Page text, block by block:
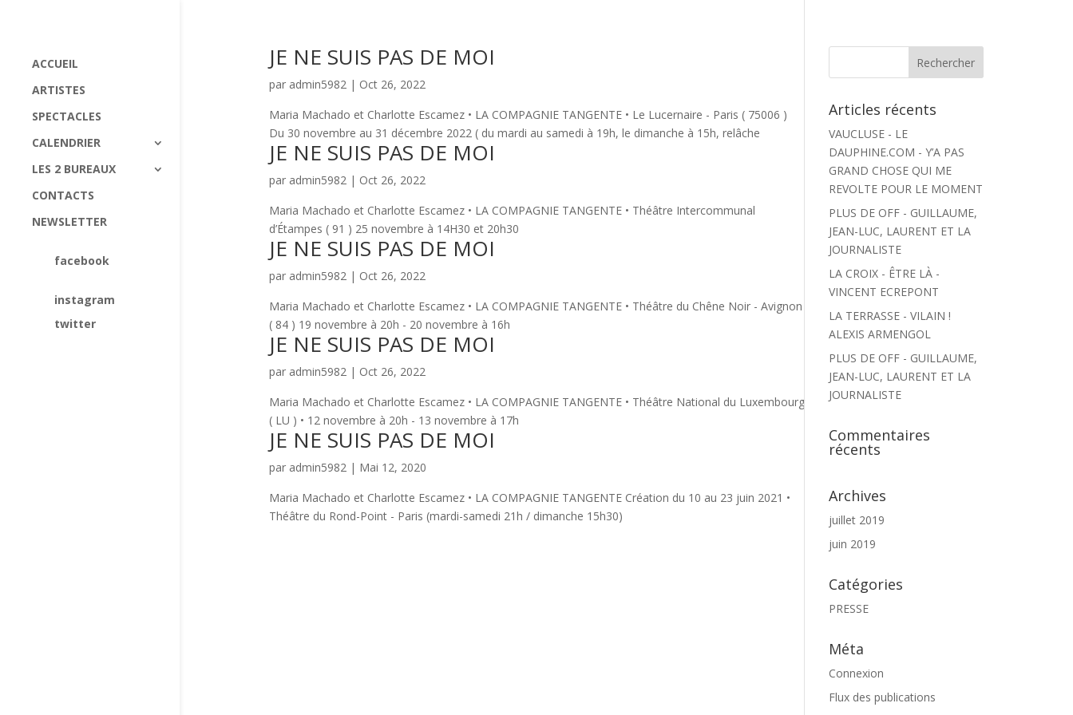
ACCUEIL
ARTISTES
SPECTACLES
CALENDRIER
LES 2 BUREAUX
CONTACTS
NEWSLETTER
facebook
instagram
twitter
JE NE SUIS PAS DE MOI
par admin5982| Oct 26, 2022
Maria Machado et Charlotte Escamez • LA COMPAGNIE TANGENTE • Le Lucernaire - Paris ( 75006 )
Du 30 novembre au 31 décembre 2022 ( du mardi au samedi à 19h, le dimanche à 15h, relâche
JE NE SUIS PAS DE MOI
par admin5982| Oct 26, 2022
Maria Machado et Charlotte Escamez • LA COMPAGNIE TANGENTE • Théâtre Intercommunal
d’Étampes ( 91 ) 25 novembre à 14H30 et 20h30
JE NE SUIS PAS DE MOI
par admin5982| Oct 26, 2022
Maria Machado et Charlotte Escamez • LA COMPAGNIE TANGENTE • Théâtre du Chêne Noir - Avignon
( 84 ) 19 novembre à 20h - 20 novembre à 16h
JE NE SUIS PAS DE MOI
par admin5982| Oct 26, 2022
Maria Machado et Charlotte Escamez • LA COMPAGNIE TANGENTE • Théâtre National du Luxembourg
( LU ) • 12 novembre à 20h - 13 novembre à 17h
JE NE SUIS PAS DE MOI
par admin5982| Mai 12, 2020
Maria Machado et Charlotte Escamez • LA COMPAGNIE TANGENTE Création du 10 au 23 juin 2021 •
Théâtre du Rond-Point - Paris (mardi-samedi 21h / dimanche 15h30)
Articles récents
VAUCLUSE - LE
DAUPHINE.COM - Y’A PAS
GRAND CHOSE QUI ME
REVOLTE POUR LE MOMENT
PLUS DE OFF - GUILLAUME,
JEAN-LUC, LAURENT ET LA
JOURNALISTE
LA CROIX - ÊTRE LÀ -
VINCENT ECREPONT
LA TERRASSE - VILAIN !
ALEXIS ARMENGOL
PLUS DE OFF - GUILLAUME,
JEAN-LUC, LAURENT ET LA
JOURNALISTE
Commentaires
récents
Archives
juillet 2019
juin 2019
Catégories
PRESSE
Méta
Connexion
Flux des publications